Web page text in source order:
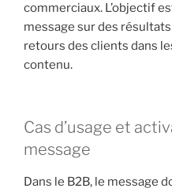
commerciaux. L’objectif
message sur des
retours des clients dans
contenu.
Cas d’usage et
message
Dans le B2B, le message